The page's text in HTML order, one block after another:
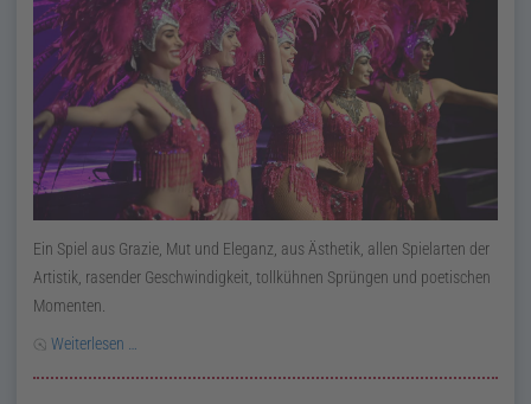
Ein Spiel aus Grazie, Mut und Eleganz, aus Ästhetik, allen Spielarten der
Artistik, rasender Geschwindigkeit, tollkühnen Sprüngen und poetischen
Momenten.
Weiterlesen …